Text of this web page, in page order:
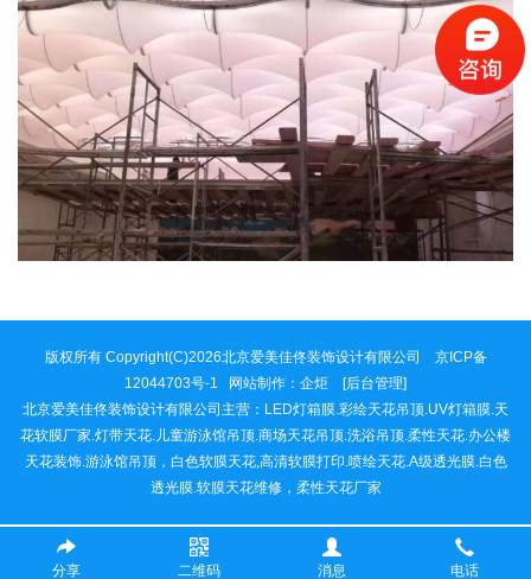
版权所有 Copyright(C)2026北京爱美佳佟装饰设计有限公司 京ICP备
12044703号-1 网站制作： 企炬
[后台管理]
北京爱美佳佟装饰设计有限公司主营：LED灯箱膜.彩绘天花吊顶.UV灯箱膜.天
花软膜厂家.灯带天花.儿童游泳馆吊顶.商场天花吊顶.洗浴吊顶.柔性天花.办公楼
天花装饰.游泳馆吊顶，白色软膜天花,高清软膜打印.喷绘天花.A级透光膜.白色
透光膜.软膜天花维修，柔性天花厂家
分享 二维码 消息 电话